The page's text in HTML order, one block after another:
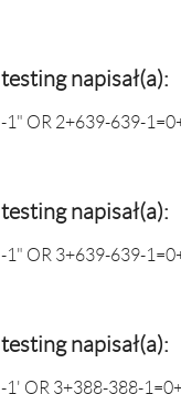
testing napisał(a):
-1" OR 2+639-639-
testing napisał(a):
-1" OR 3+639-639-
testing napisał(a):
-1' OR 3+388-388-